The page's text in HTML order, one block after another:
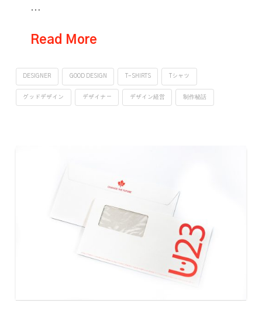
…
Read More
DESIGNER GOOD DESIGN T-SHIRTS Tシャツ
グッドデザイン デザイナー デザイン経営 制作秘話